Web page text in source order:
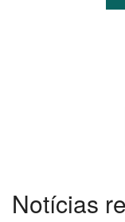
Notícias